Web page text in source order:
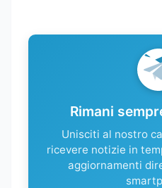
Rimani
Unisciti al nostro
ricevere notizie in
aggiornamenti